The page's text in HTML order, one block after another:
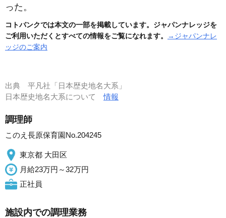
った。
コトバンクでは本文の一部を掲載しています。ジャパンナレッジを
ご利用いただくとすべての情報をご覧になれます。
→ジャパンナレ
ッジのご案内
出典 平凡社「日本歴史地名大系」
日本歴史地名大系について情報
調理師
このえ長原保育園No.204245
東京都 大田区
月給23万円～32万円
正社員
施設内での調理業務